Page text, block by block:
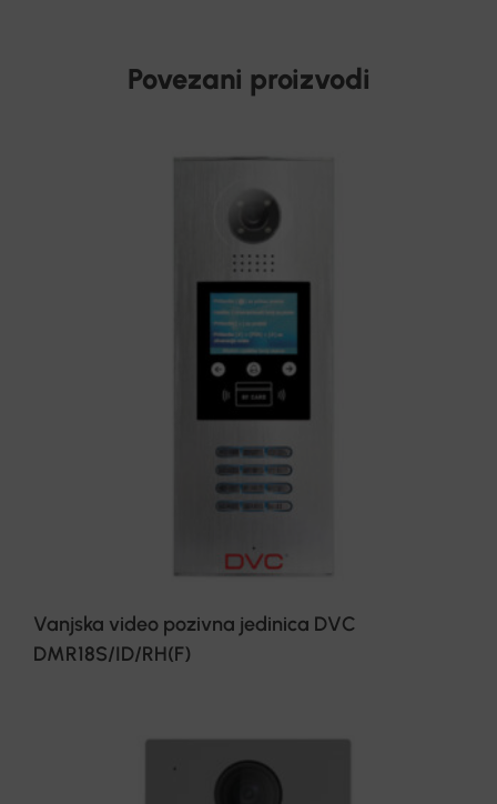
Povezani proizvodi
Vanjska video pozivna jedinica DVC
DMR18S/ID/RH(F)